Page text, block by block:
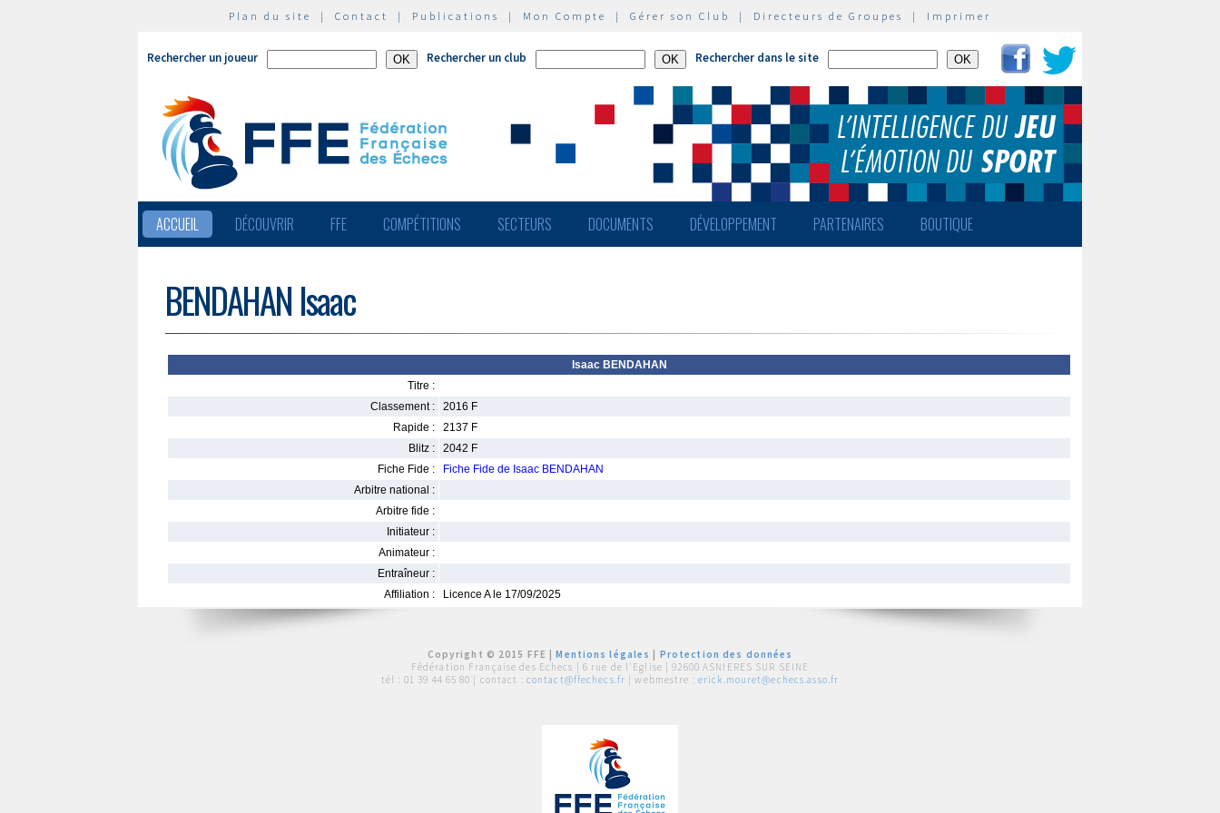
Plan du site | Contact | Publications | Mon Compte | Gérer son Club | Directeurs de Groupes | Imprimer
Rechercher un joueur Rechercher un club Rechercher dans le site
ACCUEIL DÉCOUVRIR FFE COMPÉTITIONS SECTEURS DOCUMENTS DÉVELOPPEMENT PARTENAIRES BOUTIQUE
BENDAHAN Isaac
Isaac BENDAHAN
Titre :
Classement :
2016 F
Rapide :
2137 F
Blitz :
2042 F
Fiche Fide :
Fiche Fide de Isaac BENDAHAN
Arbitre national :
Arbitre fide :
Initiateur :
Animateur :
Entraîneur :
Affiliation :
Licence A le 17/09/2025
Copyright © 2015 FFE |Mentions légales
Protection des données
Fédération Française des Echecs | 6 rue de l'Eglise | 92600 ASNIERES SUR SEINE
tél : 01 39 44 65 80 | contact : contact@ffechecs.fr | webmestre : erick.mouret@echecs.asso.fr